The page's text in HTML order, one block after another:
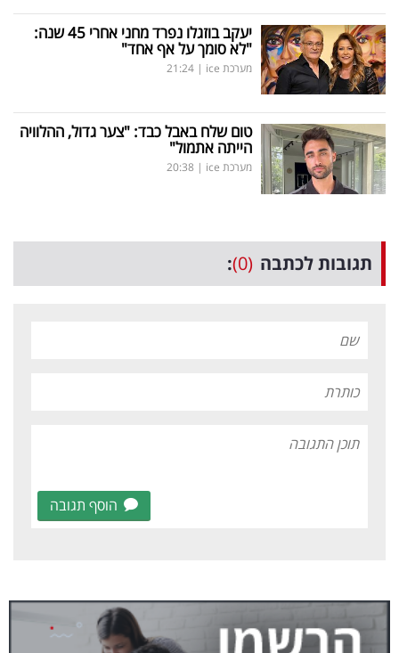
יעקב בוזגלו נפרד מחני אחרי 45 שנה:
"לא סומך על אף אחד"
מערכת ice |
21:24
טום שלח באבל כבד: "צער גדול, ההלוויה
הייתה אתמול"
מערכת ice |
20:38
תגובות לכתבה (0)
:
הוסף תגובה